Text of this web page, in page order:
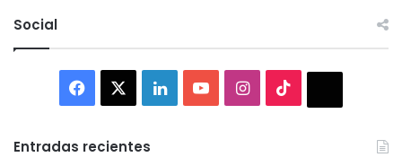
Social
Facebook LinkedInYouTubeInstagram
Entradas recientes